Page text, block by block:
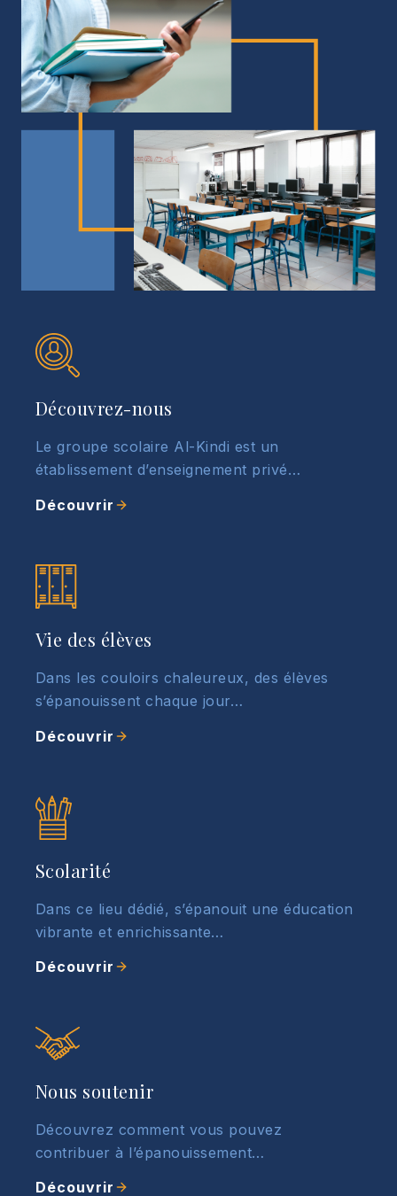
Découvrez-nous
Le groupe scolaire Al-Kindi est un
établissement d’enseignement privé…
Découvrir
Vie des élèves
Dans les couloirs chaleureux, des élèves
s’épanouissent chaque jour…
Découvrir
Scolarité
Dans ce lieu dédié, s’épanouit une éducation
vibrante et enrichissante…
Découvrir
Nous soutenir
Découvrez comment vous pouvez
contribuer à l’épanouissement…
Découvrir